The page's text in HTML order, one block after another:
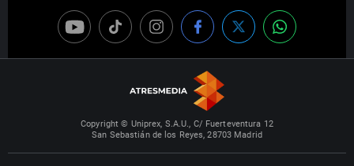
Copyright © Uniprex, S.A.U., C/ Fuerteventura 12
San Sebastián de los Reyes, 28703 Madrid